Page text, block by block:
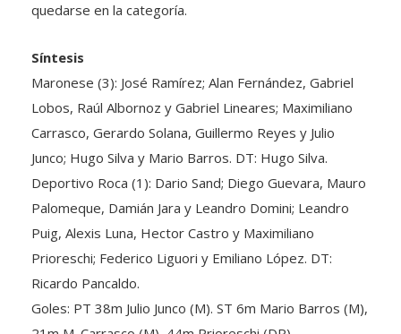
quedarse en la categoría.
Síntesis
Maronese (3): José Ramírez; Alan Fernández, Gabriel
Lobos, Raúl Albornoz y Gabriel Lineares; Maximiliano
Carrasco, Gerardo Solana, Guillermo Reyes y Julio
Junco; Hugo Silva y Mario Barros. DT: Hugo Silva.
Deportivo Roca (1): Dario Sand; Diego Guevara, Mauro
Palomeque, Damián Jara y Leandro Domini; Leandro
Puig, Alexis Luna, Hector Castro y Maximiliano
Prioreschi; Federico Liguori y Emiliano López. DT:
Ricardo Pancaldo.
Goles: PT 38m Julio Junco (M). ST 6m Mario Barros (M),